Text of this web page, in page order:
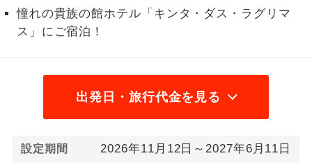
憧れの貴族の館ホテル「キンタ・ダス・ラグリマ
ス」にご宿泊！
出発日・旅行代金を見る
設定期間 2026年11月12日～2027年6月11日
徳島県 徳島空港
香川県 高松空港 リクエスト受付 10,000円
高知県 10,000
1名様1室同代
金
1名様1室利用でも追加料金がかからない
コースです。
ご夫婦限定
女性限定
女性限定でご参加いただけるコースで
年齢制限あり
ご参加にあたり年齢に制限があるコース
です。